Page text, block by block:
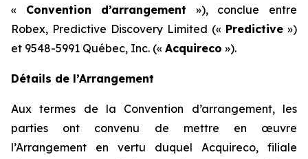
« Convention d’arrangement »), conclue entre
Robex, Predictive Discovery Limited (« Predictive »)
et 9548-5991 Québec, Inc. (« Acquireco »).
Détails de l’Arrangement
Aux termes de la Convention d’arrangement, les
parties ont convenu de mettre en œuvre
l’Arrangement en vertu duquel Acquireco, filiale